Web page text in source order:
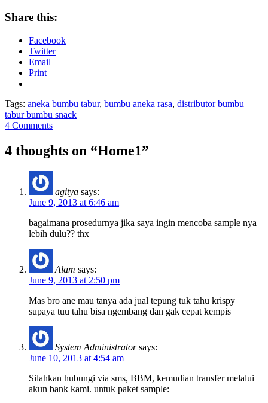
Share this:
Facebook
Twitter
Email
Print
Tags: aneka bumbu tabur, bumbu aneka rasa, distributor bumbu
tabur bumbu snack
4 Comments
4 thoughts on “Home1”
agitya says:
June 9, 2013 at 6:46 am
bagaimana prosedurnya jika saya ingin mencoba sample nya
lebih dulu?? thx
Alam says:
June 9, 2013 at 2:50 pm
Mas bro ane mau tanya ada jual tepung tuk tahu krispy
supaya tuu tahu bisa ngembang dan gak cepat kempis
System Administrator says:
June 10, 2013 at 4:54 am
Silahkan hubungi via sms, BBM, kemudian transfer melalui
akun bank kami. untuk paket sample: